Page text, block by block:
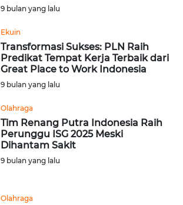
9 bulan yang lalu
Ekuin
Transformasi Sukses: PLN Raih
Predikat Tempat Kerja Terbaik dari
Great Place to Work Indonesia
9 bulan yang lalu
Olahraga
Tim Renang Putra Indonesia Raih
Perunggu ISG 2025 Meski
Dihantam Sakit
9 bulan yang lalu
Olahraga